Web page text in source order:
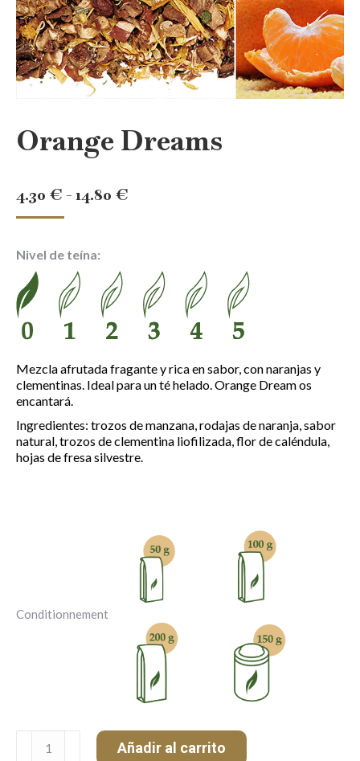
Orange Dreams
4.30 € -14.80 €
desde
4.30 €
hasta
14.80 €
Nivel de teína:
Mezcla afrutada fragante y rica en sabor, con naranjas y
clementinas. Ideal para un té helado. Orange Dream os
encantará.
Ingredientes: trozos de manzana, rodajas de naranja, sabor
natural, trozos de clementina liofilizada, flor de caléndula,
hojas de fresa silvestre.
Conditionnement
Dreams
Añadir al carrito